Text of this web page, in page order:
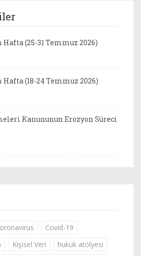
Hafta (25-31 Temmuz 2026)
Hafta (18-24 Temmuz 2026)
Kanununun Erozyon Süreci
Covid-19
Kişisel Veri
hukuk atölyesi